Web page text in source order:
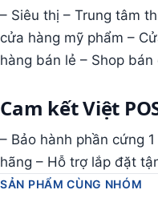
– Siêu thị – Trung tâm
cửa hàng mỹ phẩm –
hàng bán lẻ – Shop
Cam kết Việt
– Bảo hành phần cứng
hãng – Hỗ trợ lắp đặt
SẢN PHẨM CÙNG NHÓM